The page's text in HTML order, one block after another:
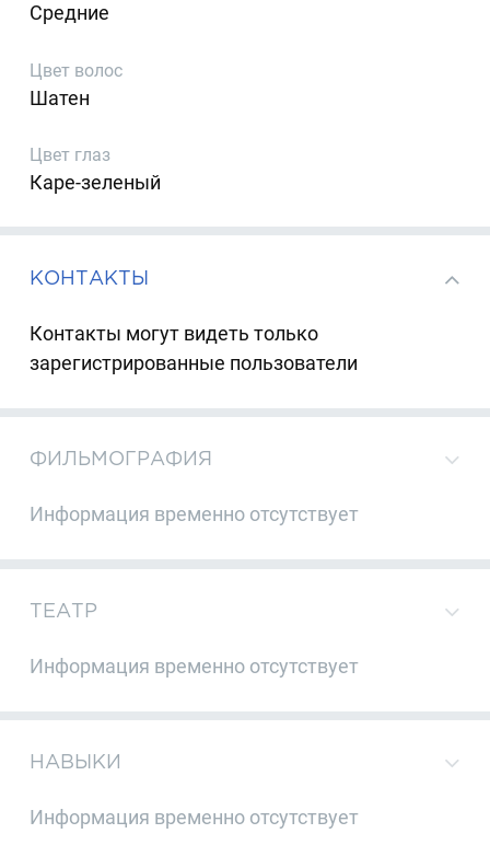
Средние
Цвет волос
Шатен
Цвет глаз
Каре-зеленый
КОНТАКТЫ
Контакты могут видеть только
зарегистрированные пользователи
ФИЛЬМОГРАФИЯ
Информация временно отсутствует
ТЕАТР
Информация временно отсутствует
НАВЫКИ
Информация временно отсутствует